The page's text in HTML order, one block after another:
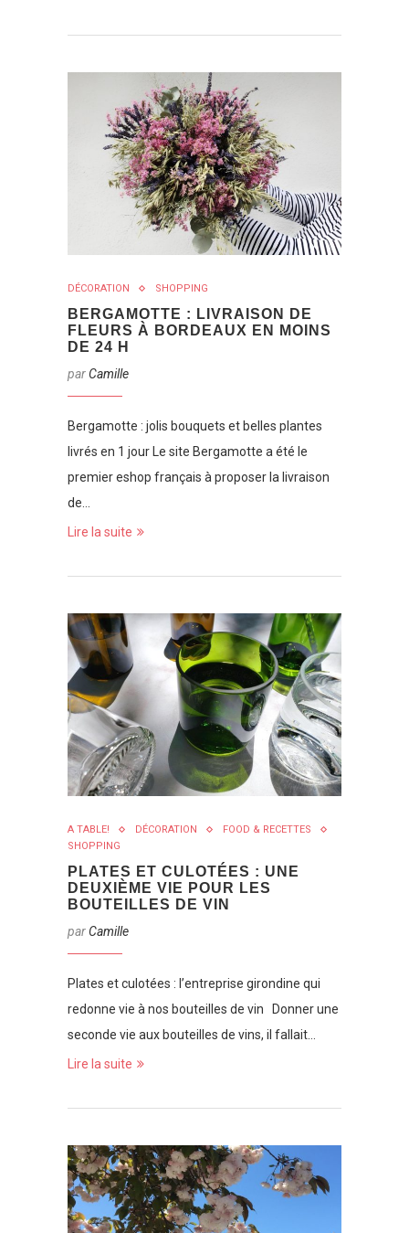
DÉCORATION SHOPPING
BERGAMOTTE : LIVRAISON DE
FLEURS À BORDEAUX EN MOINS
DE 24 H
parCamille
Bergamotte : jolis bouquets et belles plantes
livrés en 1 jour Le site Bergamotte a été le
premier eshop français à proposer la livraison
de…
Lire la suite
A TABLE! DÉCORATION
FOOD & RECETTES
SHOPPING
PLATES ET CULOTÉES : UNE
DEUXIÈME VIE POUR LES
BOUTEILLES DE VIN
parCamille
Plates et culotées : l’entreprise girondine qui
redonne vie à nos bouteilles de vin Donner une
seconde vie aux bouteilles de vins, il fallait…
Lire la suite